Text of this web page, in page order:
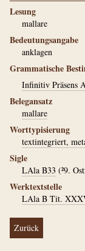
Lesung
mallare
Bedeutungsangabe
anklagen
Grammatische
Infinitiv Präsens
Belegansatz
mallare
Worttypisierung
textintegriert,
Sigle
LAla B33 (²9.
Werktextstelle
LAla B Tit.
Zurück